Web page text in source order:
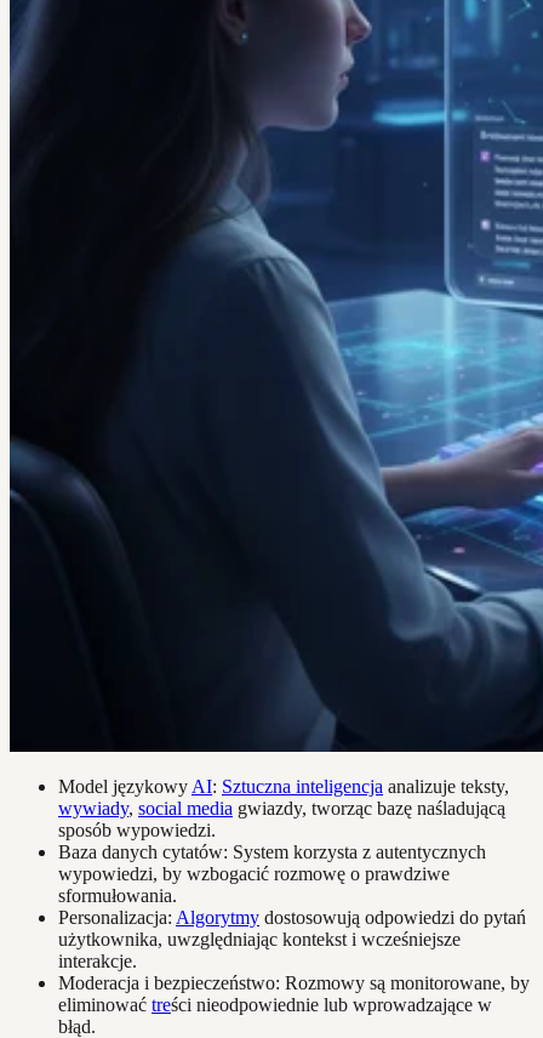
Model językowy AI: Sztuczna inteligencja analizuje teksty,
wywiady, social media gwiazdy, tworząc bazę naśladującą
sposób wypowiedzi.
Baza danych cytatów: System korzysta z autentycznych
wypowiedzi, by wzbogacić rozmowę o prawdziwe
sformułowania.
Personalizacja: Algorytmy dostosowują odpowiedzi do pytań
użytkownika, uwzględniając kontekst i wcześniejsze
interakcje.
Moderacja i bezpieczeństwo: Rozmowy są monitorowane, by
eliminować treści nieodpowiednie lub wprowadzające w
błąd.